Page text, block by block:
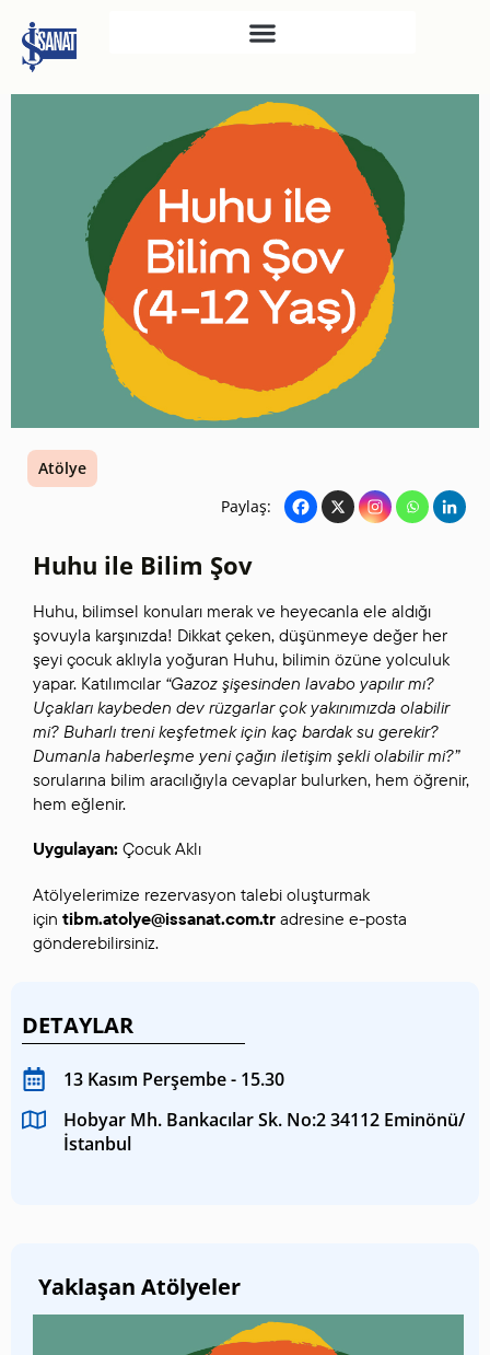
SAHNE SANATLARI
TÜRKIYE İŞ BANKASI
RESIM HEYKEL MÜZESI
TÜRKIYE İŞ BANKASI
MÜZESI
İKTISADI BAĞIMSIZLIK
MÜZESI
ATATÜRK KÜTÜPHANESI
SANAT GALERILERI
KÜLTÜREL MIRASA
DESTEK
Atölye
Paylaş:
Huhu ile Bilim Şov
Huhu, bilimsel konuları merak ve heyecanla ele aldığı
şovuyla karşınızda! Dikkat çeken, düşünmeye değer her
şeyi çocuk aklıyla yoğuran Huhu, bilimin özüne yolculuk
yapar. Katılımcılar “Gazoz şişesinden lavabo yapılır mı?
Uçakları kaybeden dev rüzgarlar çok yakınımızda olabilir
mi? Buharlı treni keşfetmek için kaç bardak su gerekir?
Dumanla haberleşme yeni çağın iletişim şekli olabilir mi?”
sorularına bilim aracılığıyla cevaplar bulurken, hem öğrenir,
hem eğlenir.
Uygulayan: Çocuk Aklı
Atölyelerimize rezervasyon talebi oluşturmak
için tibm.atolye@issanat.com.tr adresine e-posta
gönderebilirsiniz.
DETAYLAR
13 Kasım Perşembe - 15.30
Hobyar Mh. Bankacılar Sk. No:2 34112 Eminönü/
İstanbul
Yaklaşan Atölyeler